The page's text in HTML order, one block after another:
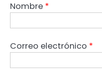
Nombre *
Correo electrónico *